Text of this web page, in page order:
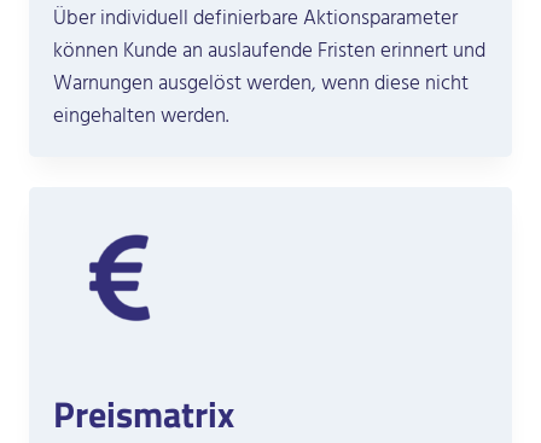
Über individuell definierbare Aktionsparameter
können Kunde an auslaufende Fristen erinnert und
Warnungen ausgelöst werden, wenn diese nicht
eingehalten werden.
Preismatrix